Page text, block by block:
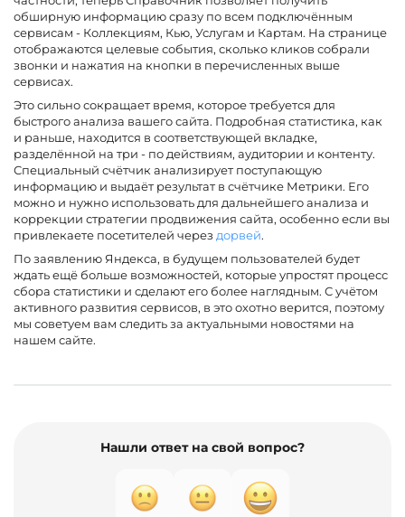
обширную информацию сразу по всем подключённым
сервисам - Коллекциям, Кью, Услугам и Картам. На странице
отображаются целевые события, сколько кликов собрали
звонки и нажатия на кнопки в перечисленных выше
сервисах.
Это сильно сокращает время, которое требуется для
быстрого анализа вашего сайта. Подробная статистика, как
и раньше, находится в соответствующей вкладке,
разделённой на три - по действиям, аудитории и контенту.
Специальный счётчик анализирует поступающую
информацию и выдаёт результат в счётчике Метрики. Его
можно и нужно использовать для дальнейшего анализа и
коррекции стратегии продвижения сайта, особенно если вы
привлекаете посетителей через дорвей.
По заявлению Яндекса, в будущем пользователей будет
ждать ещё больше возможностей, которые упростят процесс
сбора статистики и сделают его более наглядным. С учётом
активного развития сервисов, в это охотно верится, поэтому
мы советуем вам следить за актуальными новостями на
нашем сайте.
Нашли ответ на свой вопрос?